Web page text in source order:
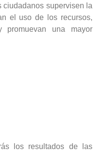
ciudadanos supervisen la
el uso de los recursos,
promuevan una mayor
los resultados de las